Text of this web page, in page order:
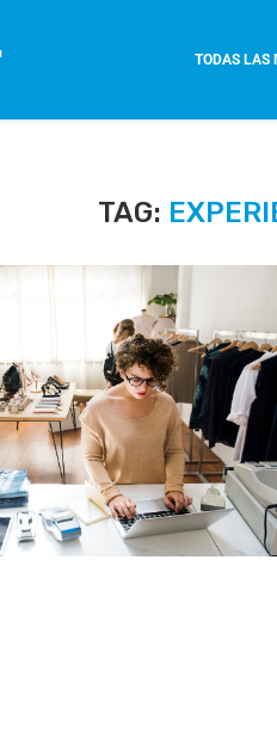
TODAS LAS
TAG: